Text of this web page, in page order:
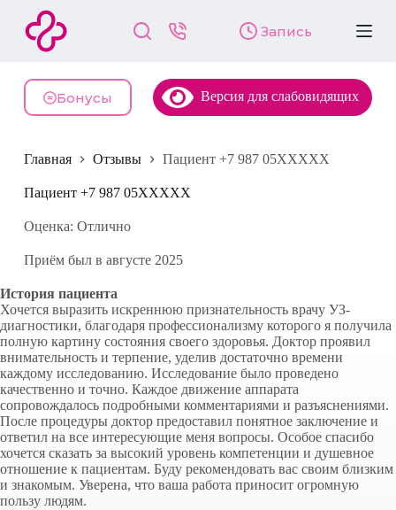
й
и
у
и
Запись
Бонусы Версия для слабовидящих
Главная Отзывы Пациент +7 987 05XXXXX
Пациент +7 987 05XXXXX
Оценка: Отлично
Приём был в августе 2025
История пациента
Хочется выразить искреннюю признательность врачу УЗ-
диагностики, благодаря профессионализму которого я получила
полную картину состояния своего здоровья. Доктор проявил
внимательность и терпение, уделив достаточно времени
каждому исследованию. Исследование было проведено
качественно и точно. Каждое движение аппарата
сопровождалось подробными комментариями и разъяснениями.
После процедуры доктор предоставил понятное заключение и
ответил на все интересующие меня вопросы. Особое спасибо
хочется сказать за высокий уровень компетенции и душевное
отношение к пациентам. Буду рекомендовать вас своим близким
и знакомым. Уверена, что ваша работа приносит огромную
пользу людям.